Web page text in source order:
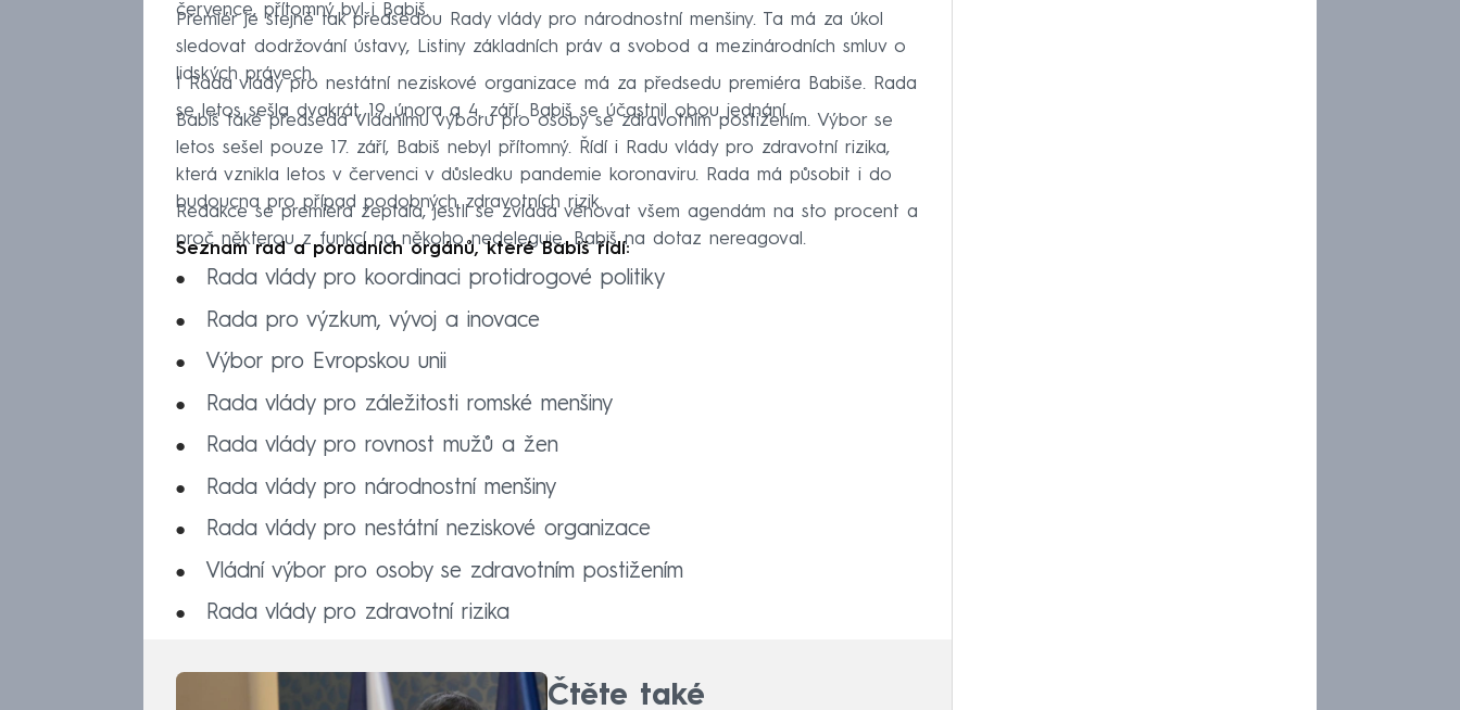
července, přítomný byl i Babiš.
Premiér je stejně tak předsedou Rady vlády pro národnostní menšiny. Ta má za úkol
sledovat dodržování ústavy, Listiny základních práv a svobod a mezinárodních smluv o
lidských právech.
I Rada vlády pro nestátní neziskové organizace má za předsedu premiéra Babiše. Rada
se letos sešla dvakrát, 19. února a 4. září. Babiš se účastnil obou jednání.
Babiš také předsedá Vládnímu výboru pro osoby se zdravotním postižením. Výbor se
letos sešel pouze 17. září, Babiš nebyl přítomný. Řídí i Radu vlády pro zdravotní rizika,
která vznikla letos v červenci v důsledku pandemie koronaviru. Rada má působit i do
budoucna pro případ podobných zdravotních rizik.
Redakce se premiéra zeptala, jestli se zvládá věnovat všem agendám na sto procent a
proč některou z funkcí na někoho nedeleguje. Babiš na dotaz nereagoval.
Seznam rad a poradních orgánů, které Babiš řídí:
Rada vlády pro koordinaci protidrogové politiky
Rada pro výzkum, vývoj a inovace
Výbor pro Evropskou unii
Rada vlády pro záležitosti romské menšiny
Rada vlády pro rovnost mužů a žen
Rada vlády pro národnostní menšiny
Rada vlády pro nestátní neziskové organizace
Vládní výbor pro osoby se zdravotním postižením
Rada vlády pro zdravotní rizika
Čtěte také